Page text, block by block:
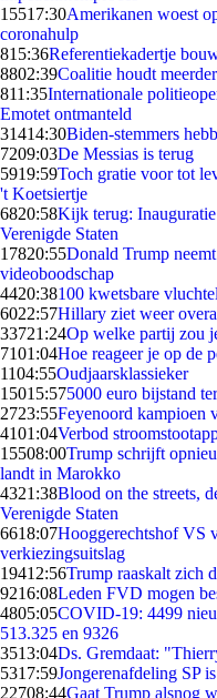
15517:30Amerikanen woest
coronahulp
815:36Referentiekadertje
8802:39Coalitie houdt
811:35Internationale
Emotet ontmanteld
31414:30Biden-stemmers
7209:03De Messias is terug
5919:59Toch gratie voor tot
't Koetsiertje
6820:58Kijk terug:
Verenigde Staten
17820:55Donald Trump
videoboodschap
4420:38100 kwetsbare
6022:57Hillary ziet weer
33721:24Op welke partij zou
7101:04Hoe reageer je op de
1104:55Oudjaarsklassieker
15015:575000 euro bijstand
2723:55Feyenoord kampioen
4101:04Verbod
15508:00Trump schrijft
landt in Marokko
4321:38Blood on the streets,
Verenigde Staten
6618:07Hooggerechtshof VS
verkiezingsuitslag
19412:56Trump raaskalt zich
9216:08Leden FVD mogen
4805:05COVID-19: 4499
513.325 en 9326
3513:04Ds. Gremdaat:
5317:59Jongerenafdeling SP
22708:44Gaat Trump alsnog